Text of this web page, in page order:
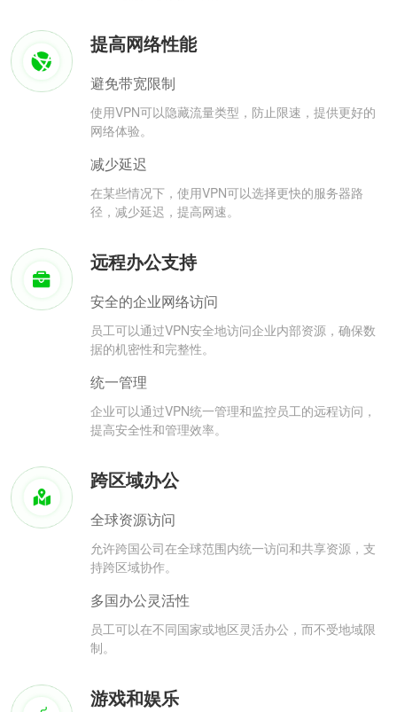
提高网络性能
避免带宽限制
使用VPN可以隐藏流量类型，防止限速，提供更好的
网络体验。
减少延迟
在某些情况下，使用VPN可以选择更快的服务器路
径，减少延迟，提高网速。
远程办公支持
安全的企业网络访问
员工可以通过VPN安全地访问企业内部资源，确保数
据的机密性和完整性。
统一管理
企业可以通过VPN统一管理和监控员工的远程访问，
提高安全性和管理效率。
跨区域办公
全球资源访问
允许跨国公司在全球范围内统一访问和共享资源，支
持跨区域协作。
多国办公灵活性
员工可以在不同国家或地区灵活办公，而不受地域限
制。
游戏和娱乐